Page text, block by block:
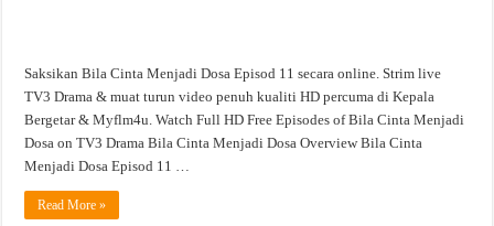
Saksikan Bila Cinta Menjadi Dosa Episod 11 secara online. Strim live
TV3 Drama & muat turun video penuh kualiti HD percuma di Kepala
Bergetar & Myflm4u. Watch Full HD Free Episodes of Bila Cinta Menjadi
Dosa on TV3 Drama Bila Cinta Menjadi Dosa Overview Bila Cinta
Menjadi Dosa Episod 11 …
Read More »